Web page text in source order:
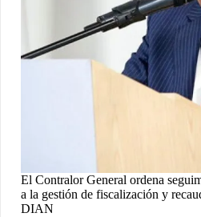
El Contralor General ordena
a la gestión de fiscalización y
DIAN